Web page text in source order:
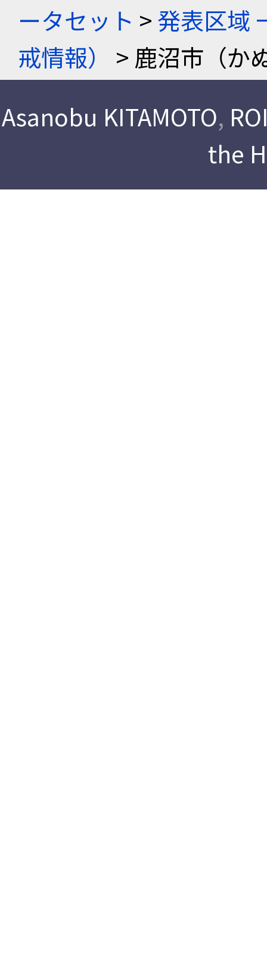
ータセット >発表区域
戒情報）
> 鹿沼市（か
Asanobu KITAMOTO,
the